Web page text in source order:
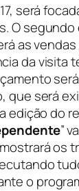
será
O
as
da visita
será
edição do
”
os
o